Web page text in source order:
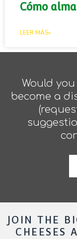
Cómo
LEER MÁS»
Would
become a
JOIN THE
CHEESES